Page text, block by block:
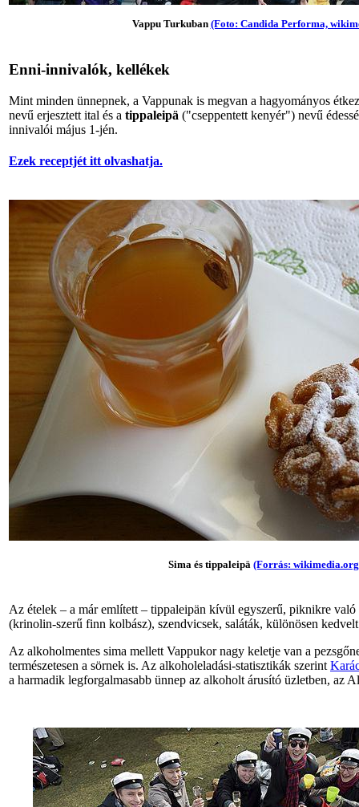
Vappu Turkuban (Foto: Candida Performa,
Enni-innivalók, kellékek
Mint minden ünnepnek, a Vappunak is megvan a hagyományos
nevű erjesztett ital és a tippaleipä ("cseppentett kenyér") nevű
innivalói május 1-jén.
Ezek receptjét itt olvashatja.
Sima és tippaleipä (Forrás:
Az ételek – a már említett – tippaleipän kívül egyszerű, piknikre
(krinolin-szerű finn kolbász), szendvicsek, saláták, különösen
Az alkoholmentes sima mellett Vappukor nagy keletje van a
természetesen a sörnek is. Az alkoholeladási-statisztikák szerint
a harmadik legforgalmasabb ünnep az alkoholt árusító üzletben, az